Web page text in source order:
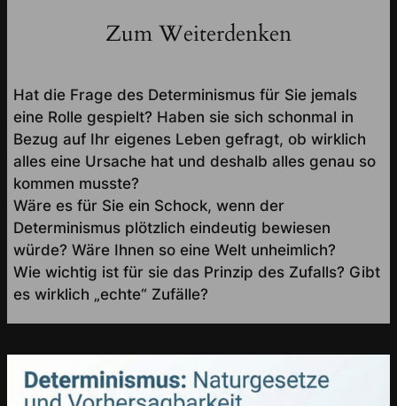
Zum Weiterdenken
Hat die Frage des Determinismus für Sie jemals
eine Rolle gespielt? Haben sie sich schonmal in
Bezug auf Ihr eigenes Leben gefragt, ob wirklich
alles eine Ursache hat und deshalb alles genau so
kommen musste?
Wäre es für Sie ein Schock, wenn der
Determinismus plötzlich eindeutig bewiesen
würde? Wäre Ihnen so eine Welt unheimlich?
Wie wichtig ist für sie das Prinzip des Zufalls? Gibt
es wirklich „echte“ Zufälle?